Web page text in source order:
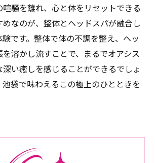
喧騒を離れ、心と体をリセットできる
なのが、整体とヘッドスパが融合し
です。整体で体の不調を整え、ヘッ
を溶かし流すことで、まるでオアシス
い癒しを感じることができるでしょ
池袋で味わえるこの極上のひとときを